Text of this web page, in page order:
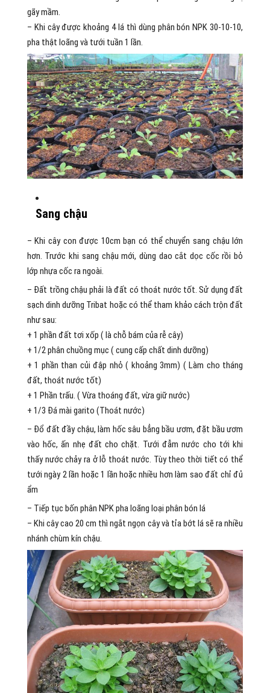
gãy mầm.
– Khi cây được khoảng 4 lá thì dùng phân bón NPK 30-10-10,
pha thật loãng và tưới tuần 1 lần.
Sang chậu
– Khi cây con được 10cm bạn có thể chuyển sang chậu lớn
hơn. Trước khi sang chậu mới, dùng dao cắt dọc cốc rồi bỏ
lớp nhựa cốc ra ngoài.
– Đất trồng chậu phải là đất có thoát nước tốt. Sử dụng đất
sạch dinh dưỡng Tribat hoặc có thể tham khảo cách trộn đất
như sau:
+ 1 phần đất tơi xốp ( là chỗ bám của rễ cây)
+ 1/2 phân chuồng mục ( cung cấp chất dinh dưỡng)
+ 1 phần than củi đập nhỏ ( khoảng 3mm) ( Làm cho tháng
đất, thoát nước tốt)
+ 1 Phần trấu. ( Vừa thoáng đất, vừa giữ nước)
+ 1/3 Đá mài garito (Thoát nước)
– Đổ đất đầy chậu, làm hốc sâu bẳng bầu ươm, đặt bầu ươm
vào hốc, ấn nhẹ đất cho chặt. Tưới đẫm nước cho tới khi
thấy nước chảy ra ở lỗ thoát nước. Tùy theo thời tiết có thể
tưới ngày 2 lần hoặc 1 lần hoặc nhiều hơn làm sao đất chỉ đủ
ẩm
– Tiếp tục bốn phân NPK pha loãng loại phân bón lá
– Khi cây cao 20 cm thì ngắt ngọn cây và tỉa bớt lá sẽ ra nhiều
nhánh chùm kín chậu.